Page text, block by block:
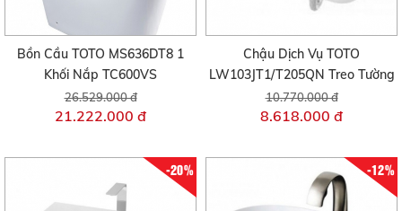
Bồn Cầu TOTO MS636DT8 1
Khối Nắp TC600VS
26.529.000 đ
21.222.000 đ
Chậu Dịch Vụ TOTO
LW103JT1/T205QN Treo Tường
10.770.000 đ
8.618.000 đ
-20% -12%